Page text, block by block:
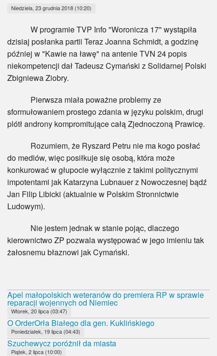
Wiara
BlogAiD
Zaproszenia
Niedziela, 23 grudnia 2018 (10:20)
W programie TVP Info "Woronicza 17" wystąpiła
dzisiaj posłanka partii Teraz Joanna Schmidt, a godzinę
później w "Kawie na ławę" na antenie TVN 24 popis
niekompetencji dał Tadeusz Cymański z Solidarnej Polski
Zbigniewa Ziobry.
Pierwsza miała poważne problemy ze
sformułowaniem prostego zdania w języku polskim, drugi
plótł androny kompromitujące całą Zjednoczoną Prawicę.
Rozumiem, że Ryszard Petru nie ma kogo posłać
do mediów, więc posiłkuje się osobą, która może
konkurować w głupocie wyłącznie z takimi politycznymi
impotentami jak Katarzyna Lubnauer z Nowoczesnej bądź
Jan Filip Libicki (aktualnie w Polskim Stronnictwie
Ludowym).
Nie jestem jednak w stanie pojąc, dlaczego
kierownictwo ZP pozwala występować w jego imieniu tak
żałosnemu błaznowi jak Cymański.
Apel małopolskich weteranów do premiera RP w sprawie
reparacji wojennych od Niemiec
Wtorek, 20 lipca (03:47)
O OrderOrła Białego dla gen. Kuklińskiego
Poniedziałek, 19 lipca (04:43)
Szuchewycz poróżnił da miasta
Piątek, 2 lipca (10:00)